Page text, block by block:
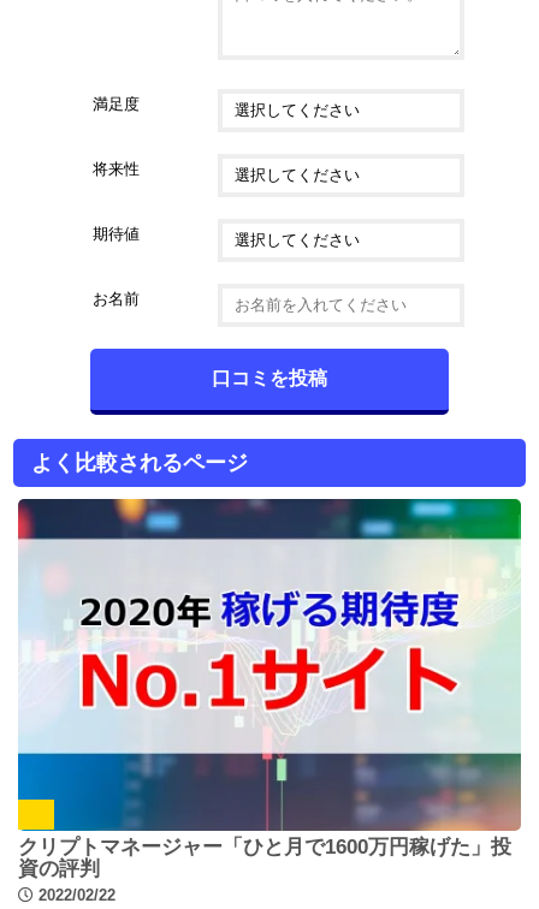
満足度
将来性
期待値
お名前
よく比較されるページ
クリプトマネージャー「ひと月で1600万円稼げた」投
資の評判
2022/02/22